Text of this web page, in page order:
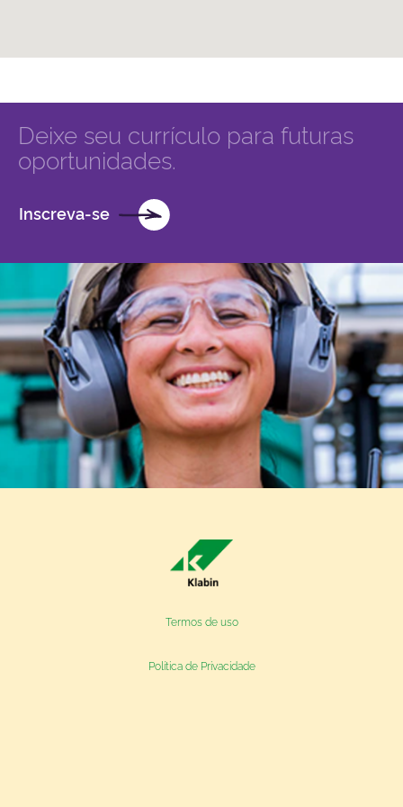
Deixe seu currículo para futuras
oportunidades.
Inscreva-se
Termos de uso
Política de Privacidade